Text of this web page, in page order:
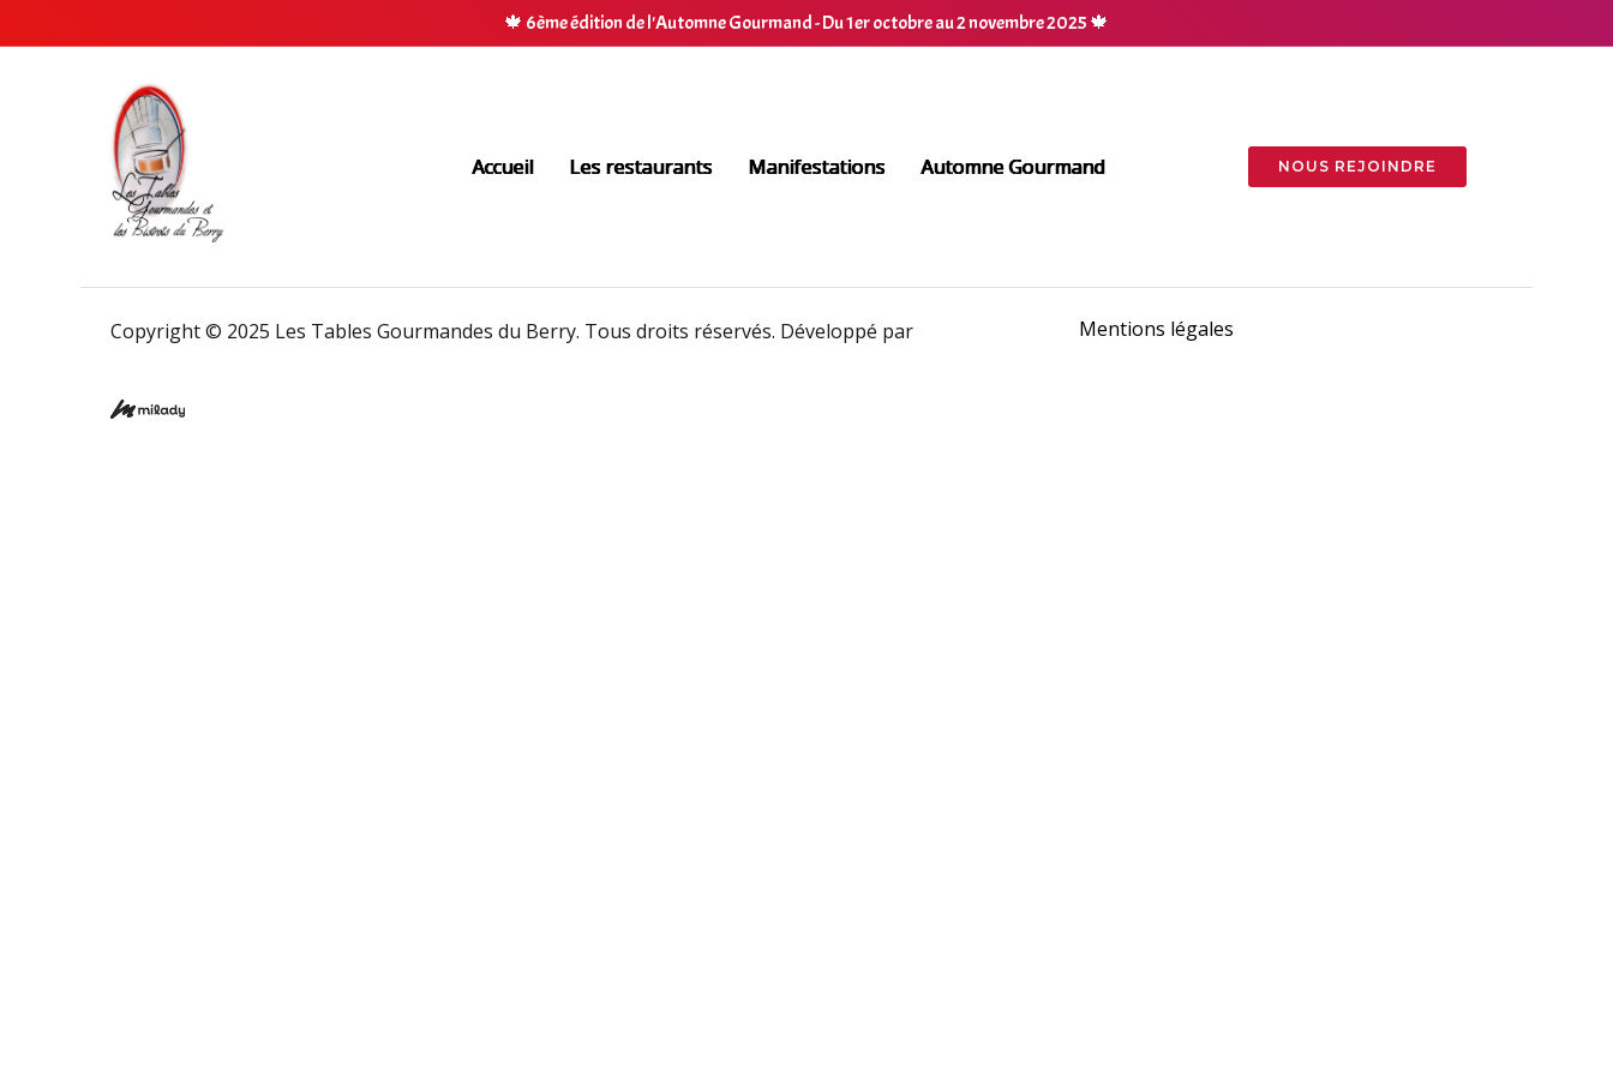
🍁 6ème édition de l'Automne Gourmand - Du 1er octobre au 2 novembre 2025 🍁
Accueil Les restaurants Manifestations Automne Gourmand NOUS REJOINDRE
Copyright © 2025 Les Tables Gourmandes du Berry. Tous droits réservés. Développé par Mentions légales